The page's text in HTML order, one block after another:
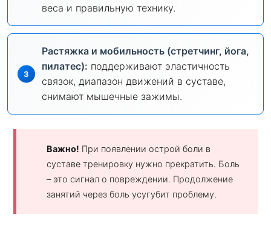
веса и правильную технику.
Растяжка и мобильность (стретчинг, йога,
пилатес): поддерживают эластичность
связок, диапазон движений в суставе,
снимают мышечные зажимы.
Важно! При появлении острой боли в
суставе тренировку нужно прекратить. Боль
– это сигнал о повреждении. Продолжение
занятий через боль усугубит проблему.